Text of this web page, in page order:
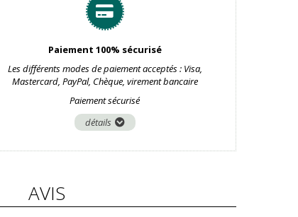
Paiement 100% sécurisé
Les différents modes de paiement acceptés : Visa,
Mastercard, PayPal, Chèque, virement bancaire
Paiement sécurisé
détails
AVIS